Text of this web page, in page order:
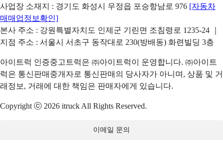
사업장 소재지 : 경기도 화성시 우정읍 포승항남로 976 [자동차
매매업정보확인]
본사 주소 : 강원특별자치도 인제군 기린면 조침령로 1235-24 ｜
지점 주소 : 서울시 서초구 동작대로 230(방배동) 화련빌딩 3층
아이트럭 인증중고트럭은 ㈜아이트럭이 운영합니다. ㈜아이트
럭은 통신판매중개자로 통신판매의 당사자가 아니며, 상품 및 거
래정보, 거래에 대한 책임은 판매자에게 있습니다.
Copyright ⓒ 2026 itruck All Rights Reserved.
이메일 문의